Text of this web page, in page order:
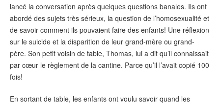
lancé la conversation après quelques questions banales. Ils ont
abordé des sujets très sérieux, la question de l’homosexualité et
de savoir comment ils pouvaient faire des enfants! Une réflexion
sur le suicide et la disparition de leur grand-mère ou grand-
père. Son petit voisin de table, Thomas, lui a dit qu’il connaissait
par cœur le règlement de la cantine. Parce qu’il l’avait copié 100
fois!
En sortant de table, les enfants ont voulu savoir quand les